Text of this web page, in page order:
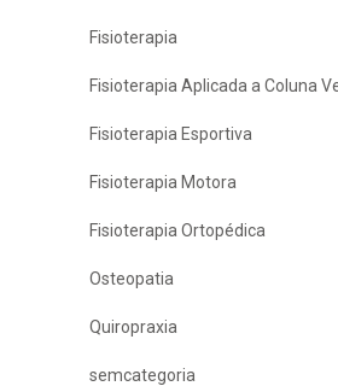
Fisioterapia
Fisioterapia Aplicada a Coluna
Fisioterapia Esportiva
Fisioterapia Motora
Fisioterapia Ortopédica
Osteopatia
Quiropraxia
semcategoria